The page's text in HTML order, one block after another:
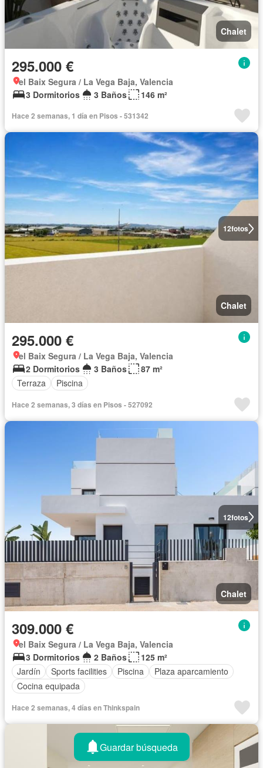
Chalet
295.000 €
el Baix Segura / La Vega Baja, Valencia
3 Dormitorios
3 Baños 146 m²
Hace 2 semanas, 1 día en Pisos - 531342
12fotos
Chalet
295.000 €
el Baix Segura / La Vega Baja, Valencia
2 Dormitorios
3 Baños
87 m²
Terraza
Piscina
Hace 2 semanas, 3 días en Pisos - 527092
12fotos
Chalet
309.000 €
el Baix Segura / La Vega Baja, Valencia
3 Dormitorios
2 Baños
125 m²
Jardín
Sports facilities Piscina
Plaza aparcamiento
Cocina equipada
Hace 2 semanas, 4 días en Thinkspain
Guardar búsqueda